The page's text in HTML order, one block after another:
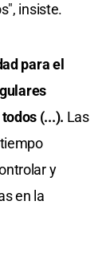
insiste.
para el
(...). Las
y
en la